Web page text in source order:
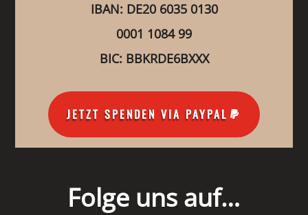
IBAN: DE20 6035 0130
0001 1084 99
BIC: BBKRDE6BXXX
JETZT SPENDEN VIA PAYPAL
Folge uns auf…